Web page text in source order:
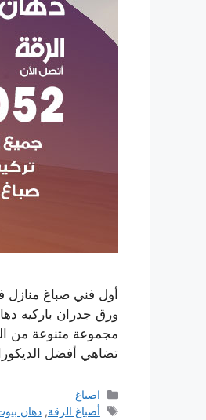
أول فني صباغ
ورق جدران باركيه
مجموعة متنوعة من
تضاهي أفضل
التصنيفات
اصباغ
الوسوم
أصباغ الرقة,دهان